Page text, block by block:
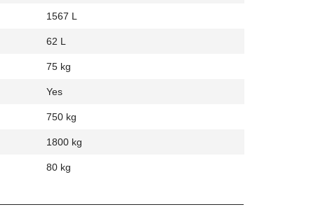
1567 L
62 L
75 kg
Yes
750 kg
1800 kg
80 kg